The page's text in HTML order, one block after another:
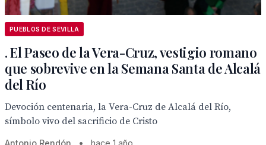
PUEBLOS DE SEVILLA
. El Paseo de la Vera-Cruz, vestigio romano
que sobrevive en la Semana Santa de Alcalá
del Río
Devoción centenaria, la Vera-Cruz de Alcalá del Río,
símbolo vivo del sacrificio de Cristo
Antonio Rendón • hace 1 año